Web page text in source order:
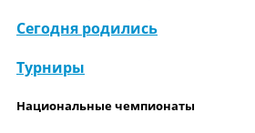
Сегодня родились
Турниры
Национальные чемпионаты